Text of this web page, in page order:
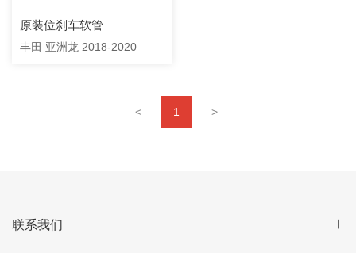
原装位刹车软管
丰田 亚洲龙 2018-2020
< 1 >
联系我们